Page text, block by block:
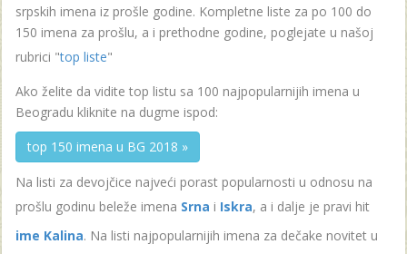
srpskih imena iz prošle godine. Kompletne liste za po 100 do
150 imena za prošlu, a i prethodne godine, poglejate u našoj
rubrici "top liste"
Ako želite da vidite top listu sa 100 najpopularnijih imena u
Beogradu kliknite na dugme ispod:
top 150 imena u BG 2018 »
Na listi za devojčice najveći porast popularnosti u odnosu na
prošlu godinu beleže imena Srna i Iskra, a i dalje je pravi hit
ime Kalina. Na listi najpopularnijih imena za dečake novitet u